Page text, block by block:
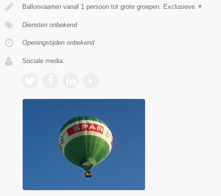
Ballonvaarten vanaf 1 persoon tot grote groepen. Exclusieve ▼
Diensten onbekend
Openingstijden onbekend
Sociale media: